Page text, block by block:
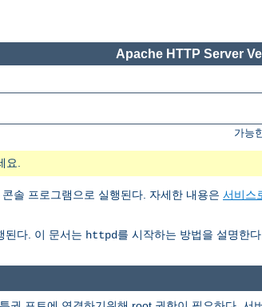
Apache HTTP Server
가능
요.
솔 프로그램으로 실행된다. 자세한 내용은 서비스
된다. 이 문서는 httpd를 시작하는 방법을 설명한